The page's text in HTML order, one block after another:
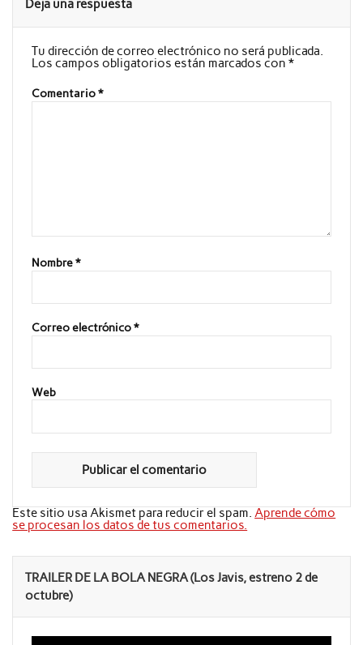
Deja una respuesta
Tu dirección de correo electrónico no será publicada.
Los campos obligatorios están marcados con *
Comentario*
Nombre*
Correo electrónico*
Web
Este sitio usa Akismet para reducir el spam.Aprende cómo
se procesan los datos de tus comentarios.
TRAILER DE LA BOLA NEGRA (Los Javis, estreno 2 de
octubre)
Reproductor